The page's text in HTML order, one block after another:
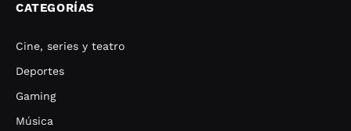
CATEGORÍAS
Cine, series y teatro
Deportes
Gaming
Música